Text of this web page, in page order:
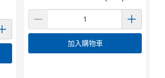
加入購物車